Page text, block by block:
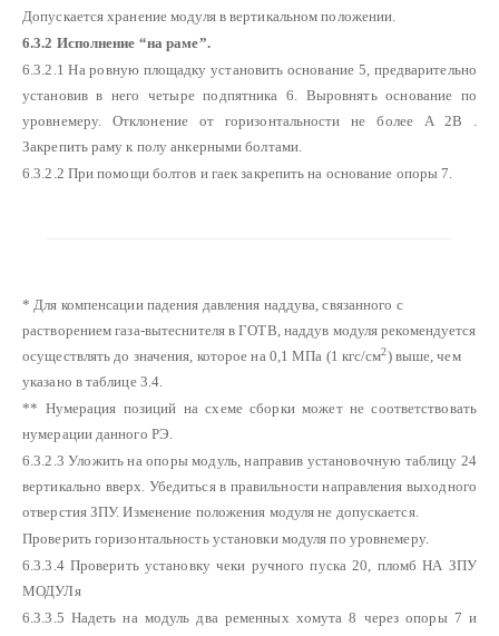
Допускается хранение модуля в вертикальном положении.
6.3.2 Исполнение “на раме”.
6.3.2.1 На ровную площадку установить основание 5, предварительно
установив в него четыре подпятника 6. Выровнять основание по
уровнемеру. Отклонение от горизонтальности не более A 2B .
Закрепить раму к полу анкерными болтами.
6.3.2.2 При помощи болтов и гаек закрепить на основание опоры 7.
* Для компенсации падения давления наддува, связанного с
растворением газа-вытеснителя в ГОТВ, наддув модуля рекомендуется
осуществлять до значения, которое на 0,1 МПа (1 кгс/см2) выше, чем
указано в таблице 3.4.
** Нумерация позиций на схеме сборки может не соответствовать
нумерации данного РЭ.
6.3.2.3 Уложить на опоры модуль, направив установочную таблицу 24
вертикально вверх. Убедиться в правильности направления выходного
отверстия ЗПУ. Изменение положения модуля не допускается.
Проверить горизонтальность установки модуля по уровнемеру.
6.3.3.4 Проверить установку чеки ручного пуска 20, пломб НА ЗПУ
МОДУЛя
6.3.3.5 Надеть на модуль два ременных хомута 8 через опоры 7 и